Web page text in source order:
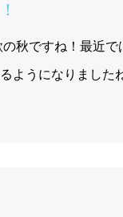
秋ですね！最近で
ようになりました